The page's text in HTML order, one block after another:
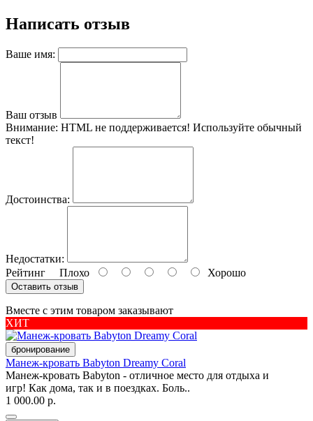
Написать отзыв
Ваше имя:
Ваш отзыв
Внимание: HTML не поддерживается! Используйте обычный
текст!
Достоинства:
Недостатки:
Рейтинг Плохо Хорошо
Оставить отзыв
Вместе с этим товаром заказывают
ХИТ
бронирование
Манеж-кровать Babyton Dreamy Coral
Манеж-кровать Babyton - отличное место для отдыха и
игр! Как дома, так и в поездках. Боль..
1 000.00 р.